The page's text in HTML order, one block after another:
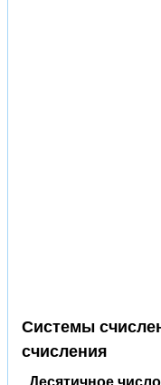
Системы
счисления
Десятичное